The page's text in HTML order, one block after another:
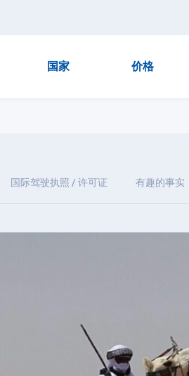
国家 价格
国际驾驶执照 / 许可证 有趣的事实